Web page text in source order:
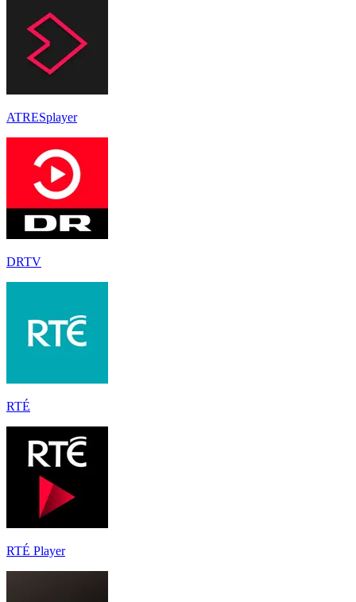
ATRESplayer
DRTV
RTÉ
RTÉ Player